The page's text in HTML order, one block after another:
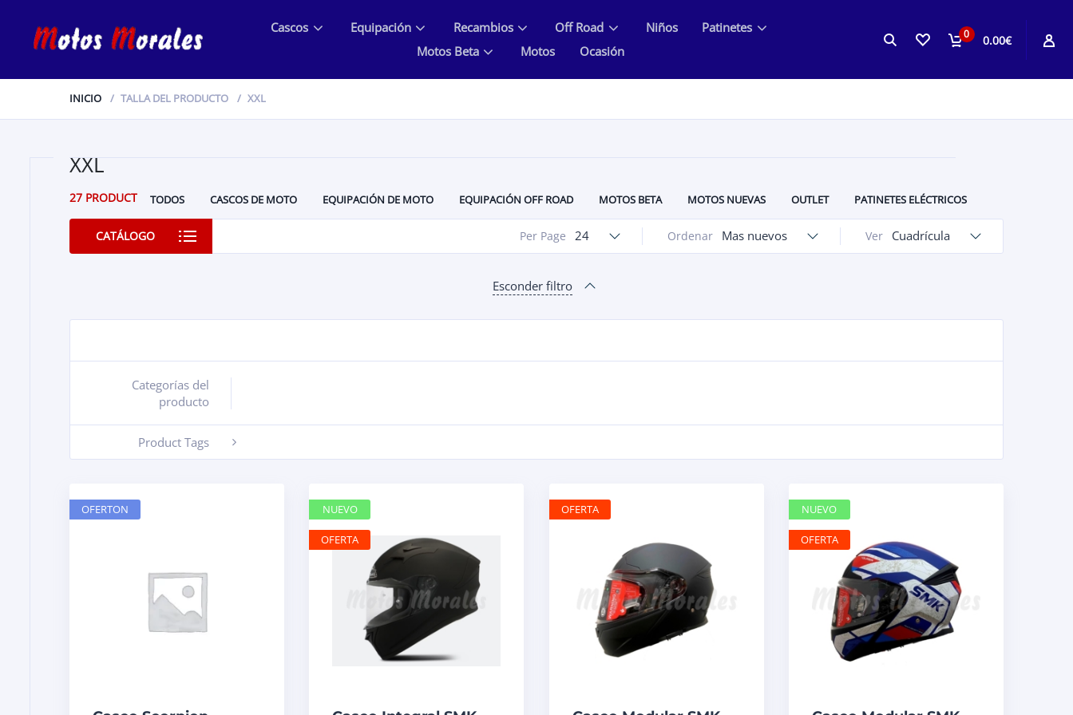
0 0.00€
Cascos Equipación Recambios Off Road Niños
Patinetes
Motos Beta
Motos Ocasión
INICIO TALLA DEL PRODUCTO XXL
XXL
TODOS CASCOS DE MOTO EQUIPACIÓN DE MOTO EQUIPACIÓN OFF ROAD MOTOS BETA MOTOS NUEVAS OUTLET
PATINETES ELÉCTRICOS
RECAMBIO ORIGINAL BETA
RECAMBIO ORIGINAL MH MOTORCYCLES RECAMBIOS Y MANTENIMIENTO DE MOTOS ROPA DE MOTO PARA NIÑOS OCASIÓN Y PACKS
27 PRODUCTOS
CATÁLOGO Ver Cuadrícula
Ordenar Mas nuevos
Per Page 24
Esconder filtro
Categorías del
producto
+
Product Tags
-
OFERTON NUEVO
OFERTA
OFERTA NUEVO
OFERTA